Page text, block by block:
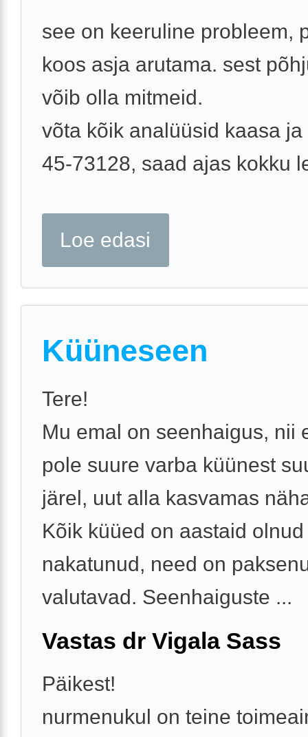
see on keeruline probleem,
koos asja arutama. sest
võib olla mitmeid.
võta kõik analüüsid kaasa
45-73128, saad ajas kokku
Loe edasi
Küüneseen
Tere!
Mu emal on seenhaigus, nii
pole suure varba küünest
järel, uut alla kasvamas
Kõik küüed on aastaid olnud
nakatunud, need on
valutavad. Seenhaiguste ...
Vastas dr Vigala Sass
Päikest!
nurmenukul on teine